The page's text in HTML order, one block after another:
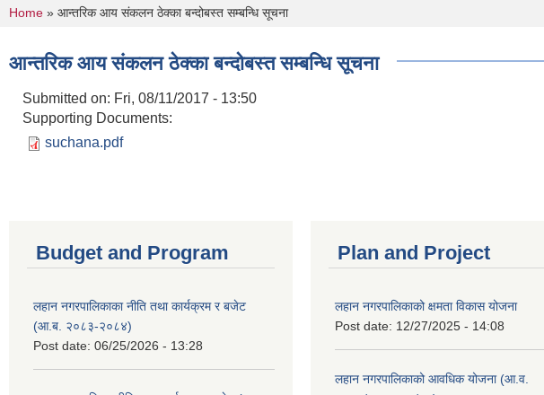
You are here
Home » आन्तरिक आय संकलन ठेक्का बन्दोबस्त सम्बन्धि सूचना
आन्तरिक आय संकलन ठेक्का बन्दोबस्त सम्बन्धि सूचना
Submitted on: Fri, 08/11/2017 - 13:50
Supporting Documents:
suchana.pdf
Budget and Program
लहान नगरपालिकाका नीति तथा कार्यक्रम र बजेट
(आ.ब. २०८३-२०८४)
Post date: 06/25/2026 - 13:28
Plan and Project
लहान नगरपालिकाको क्षमता विकास योजना
Post date: 12/27/2025 - 14:08
लहान नगरपालिकाको आवधिक योजना (आ.व.